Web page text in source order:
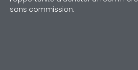
sans commission.